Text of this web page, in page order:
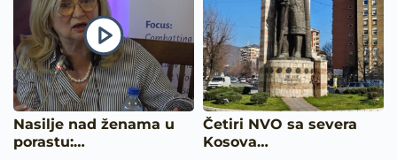
Nasilje nad ženama u
porastu:…
Četiri NVO sa severa
Kosova…